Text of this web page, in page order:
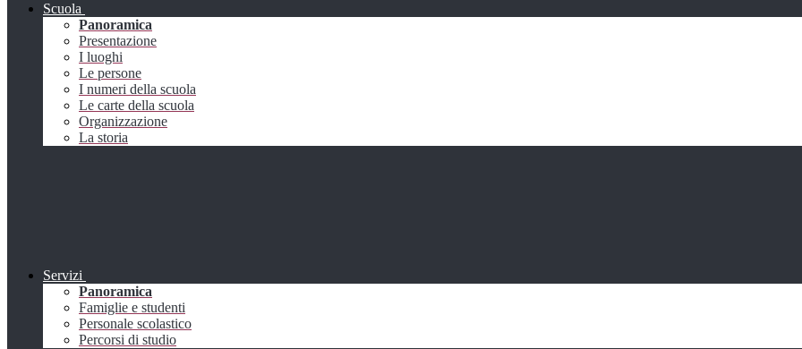
Scuola
Panoramica
Presentazione
I luoghi
Le persone
I numeri della scuola
Le carte della scuola
Organizzazione
La storia
Servizi
Panoramica
Famiglie e studenti
Personale scolastico
Percorsi di studio